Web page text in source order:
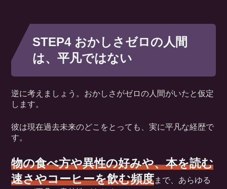
STEP4 おかしさゼロの人間
は、平凡ではない
逆に考えましょう。おかしさがゼロの人間がいたと仮定
します。
彼は現在過去未来のどこをとっても、実に平凡な経歴で
す。
物の食べ方や異性の好みや、本を読む
速さやコーヒーを飲む頻度まで、あらゆる